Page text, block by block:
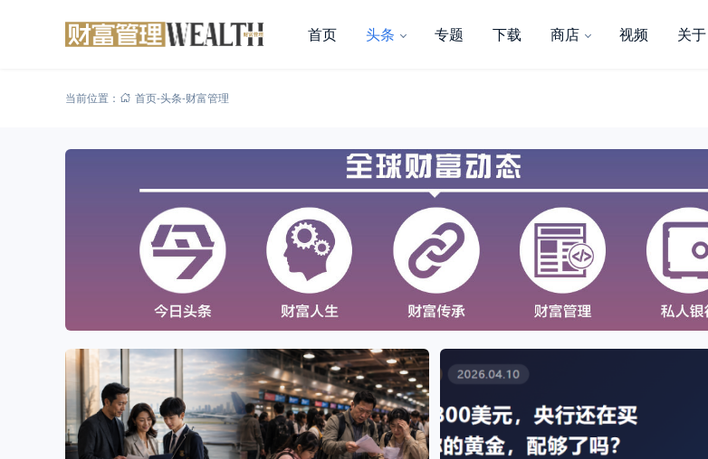
首页 头条 专题 下载 商店 视频 关于
当前位置： 首页-头条-财富管理